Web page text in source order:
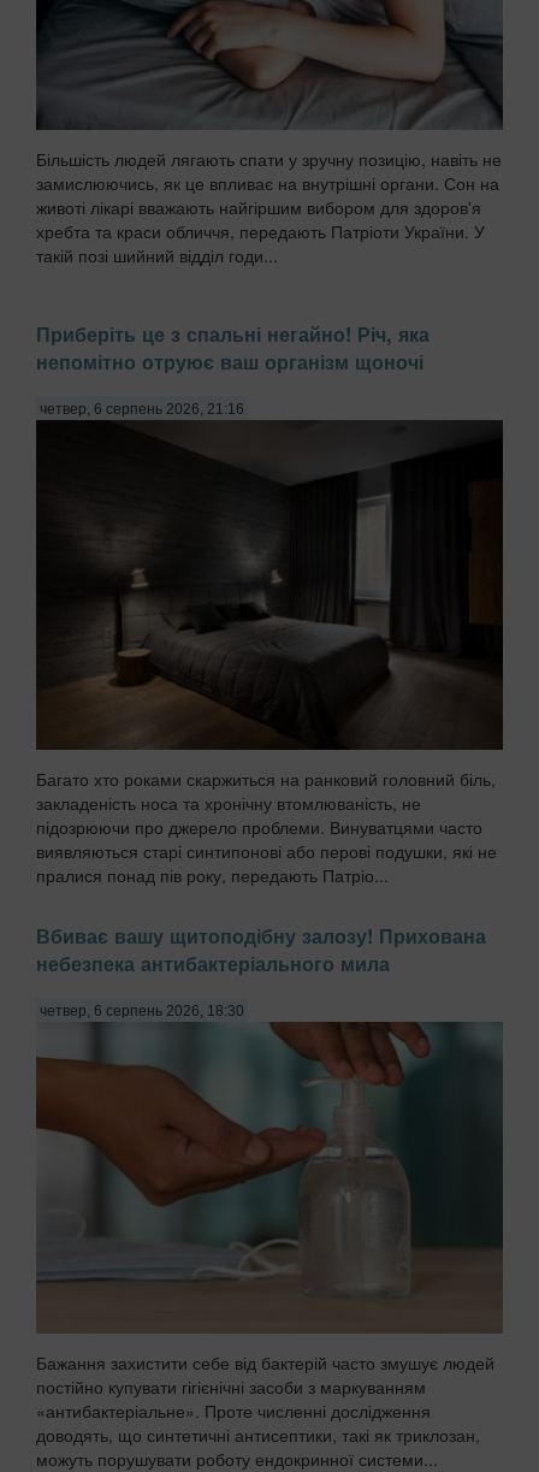
Більшість людей лягають спати у зручну позицію, навіть не
замислюючись, як це впливає на внутрішні органи. Сон на
животі лікарі вважають найгіршим вибором для здоров'я
хребта та краси обличчя, передають Патріоти України. У
такій позі шийний відділ годи...
Приберіть це з спальні негайно! Річ, яка
непомітно отруює ваш організм щоночі
четвер, 6 серпень 2026, 21:16
Багато хто роками скаржиться на ранковий головний біль,
закладеність носа та хронічну втомлюваність, не
підозрюючи про джерело проблеми. Винуватцями часто
виявляються старі синтипонові або перові подушки, які не
пралися понад пів року, передають Патріо...
Вбиває вашу щитоподібну залозу! Прихована
небезпека антибактеріального мила
четвер, 6 серпень 2026, 18:30
Бажання захистити себе від бактерій часто змушує людей
постійно купувати гігієнічні засоби з маркуванням
«антибактеріальне». Проте численні дослідження
доводять, що синтетичні антисептики, такі як триклозан,
можуть порушувати роботу ендокринної системи...